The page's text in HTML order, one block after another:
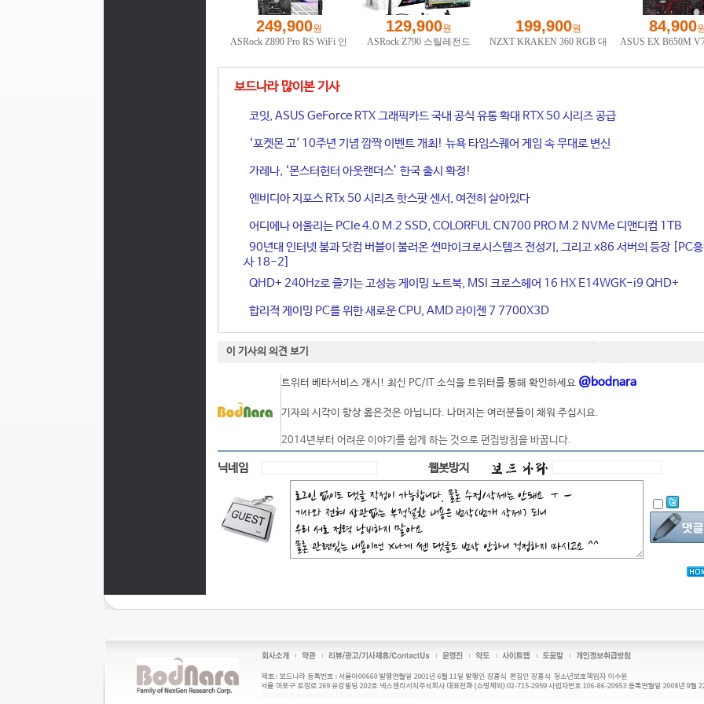
보드나라 많이본 기사
코잇, ASUS GeForce RTX 그래픽카드 국내 공식 유통 확대 RTX 50 시리즈 공급
‘포켓몬 고' 10주년 기념 깜짝 이벤트 개최! 뉴욕 타임스퀘어 게임 속 무대로 변신
가레나, ‘몬스터헌터 아웃랜더스’ 한국 출시 확정!
엔비디아 지포스 RTx 50 시리즈 핫스팟 센서, 여전히 살아있다
어디에나 어울리는 PCIe 4.0 M.2 SSD, COLORFUL CN700 PRO M.2 NVMe 디앤디컴 1TB
90년대 인터넷 붐과 닷컴 버블이 불러온 썬마이크로시스템즈 전성기, 그리고 x86 서버의 등장 [PC
사 18-2]
QHD+ 240Hz로 즐기는 고성능 게이밍 노트북, MSI 크로스헤어 16 HX E14WGK-i9 QHD+
합리적 게이밍 PC를 위한 새로운 CPU, AMD 라이젠 7 7700X3D
이 기사의 의견 보기
트위터 베타서비스 개시! 최신 PC/IT 소식을 트위터를 통해 확인하세요 @bodnara
기자의 시각이 항상 옳은것은 아닙니다. 나머지는 여러분들이 채워 주십시요.
2014년부터 어려운 이야기를 쉽게 하는 것으로 편집방침을 바꿉니다.
닉네임 웹봇방지